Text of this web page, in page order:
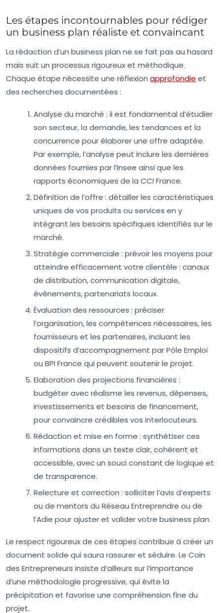
Les étapes incontournables pour rédiger
un business plan réaliste et convaincant
La rédaction d’un business plan ne se fait pas au hasard
mais suit un processus rigoureux et méthodique.
Chaque étape nécessite une réflexion approfondie et
des recherches documentées :
Analyse du marché : il est fondamental d’étudier
son secteur, la demande, les tendances et la
concurrence pour élaborer une offre adaptée.
Par exemple, l’analyse peut inclure les dernières
données fournies par l’Insee ainsi que les
rapports économiques de la CCI France.
Définition de l’offre : détailler les caractéristiques
uniques de vos produits ou services en y
intégrant les besoins spécifiques identifiés sur le
marché.
Stratégie commerciale : prévoir les moyens pour
atteindre efficacement votre clientèle : canaux
de distribution, communication digitale,
événements, partenariats locaux.
Évaluation des ressources : préciser
l’organisation, les compétences nécessaires, les
fournisseurs et les partenaires, incluant les
dispositifs d’accompagnement par Pôle Emploi
ou BPI France qui peuvent soutenir le projet.
Elaboration des projections financières :
budgéter avec réalisme les revenus, dépenses,
investissements et besoins de financement,
pour convaincre crédibles vos interlocuteurs.
Rédaction et mise en forme : synthétiser ces
informations dans un texte clair, cohérent et
accessible, avec un souci constant de logique et
de transparence.
Relecture et correction : solliciter l’avis d’experts
ou de mentors du Réseau Entreprendre ou de
l’Adie pour ajuster et valider votre business plan.
Le respect rigoureux de ces étapes contribue à créer un
document solide qui saura rassurer et séduire. Le Coin
des Entrepreneurs insiste d’ailleurs sur l’importance
d’une méthodologie progressive, qui évite la
précipitation et favorise une compréhension fine du
projet.